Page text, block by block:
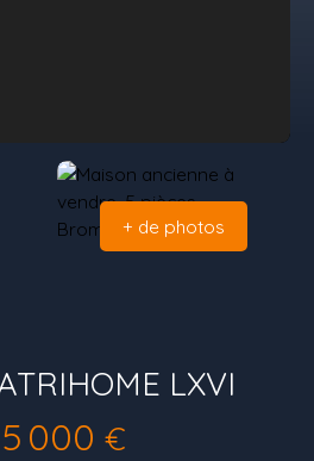
+ de photos
LXVI
000 €